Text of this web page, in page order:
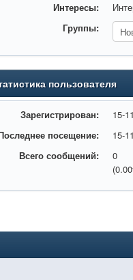
samsung/Интересы:
Группы:
пользователя
Зарегистрирован:
15-
посещение:
15-
Всего сообщений:
0